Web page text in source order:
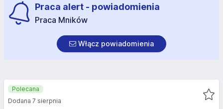
Praca alert - powiadomienia
Praca Mników
Włącz powiadomienia
Polecana
Dodana 7 sierpnia